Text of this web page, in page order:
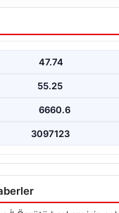
Çerçeve
Hukuk Devleti
Akın Gürlek, Türkiye'nin
47.74
55.25
6660.6
3097123